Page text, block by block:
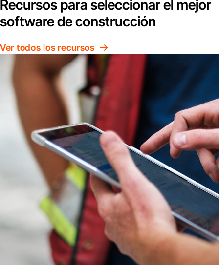
Recursos para seleccionar el mejor
software de construcción
Ver todos los recursos